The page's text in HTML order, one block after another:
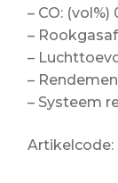
– CO: (vol%)
–
–
–
– Systeem
Artikelcode: